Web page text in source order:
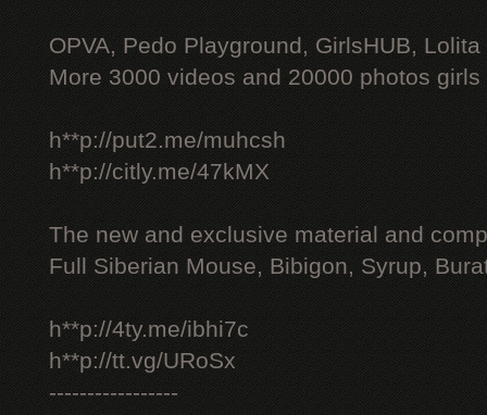
OPVA, Pedo Playground, GirlsHUB, Lolita
More 3000 videos and 20000 photos
h**p://put2.me/muhcsh
h**p://citly.me/47kMX
The new and exclusive material and
Full Siberian Mouse, Bibigon, Syrup,
h**p://4ty.me/ibhi7c
h**p://tt.vg/URoSx
-----------------